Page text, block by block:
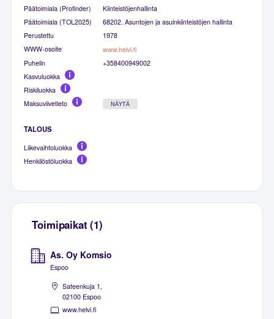
Päätoimiala (Profinder)
Kiinteistöjenhallinta
Päätoimiala (TOL2025)
68202. Asuntojen ja asuinkiinteistöjen hallinta
Perustettu
1978
WWW-osoite
www.helvi.fi
Puhelin
+358400949002
Kasvuluokka
Riskiluokka
Maksuviivetieto
NÄYTÄ
TALOUS
Liikevaihtoluokka
Henkilöstöluokka
Toimipaikat (1)
As. Oy Komsio
Espoo
Sateenkuja 1,
02100 Espoo
www.helvi.fi